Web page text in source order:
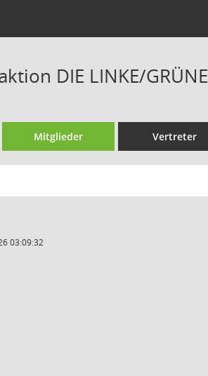
DIE LINKE/GRÜNE
Mitglieder Vertreter
03:09:32